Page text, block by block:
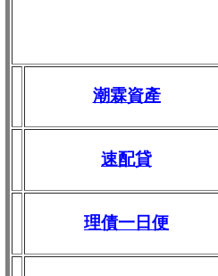
潮霖資產
速配貸
理債一日便